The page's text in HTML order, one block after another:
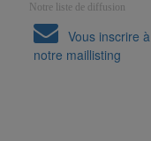
Notre liste de diffusion
Vous inscrire à
notre maillisting